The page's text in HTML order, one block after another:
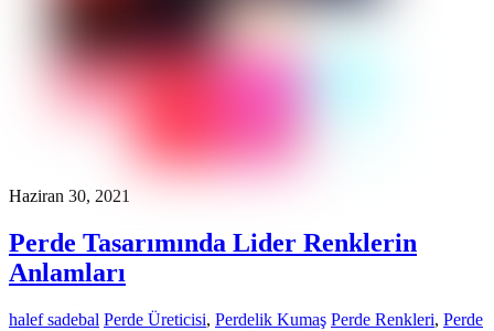
Haziran 30, 2021
Perde Tasarımında Lider Renklerin
Anlamları
halef sadebal Perde Üreticisi, Perdelik Kumaş Perde Renkleri, Perde